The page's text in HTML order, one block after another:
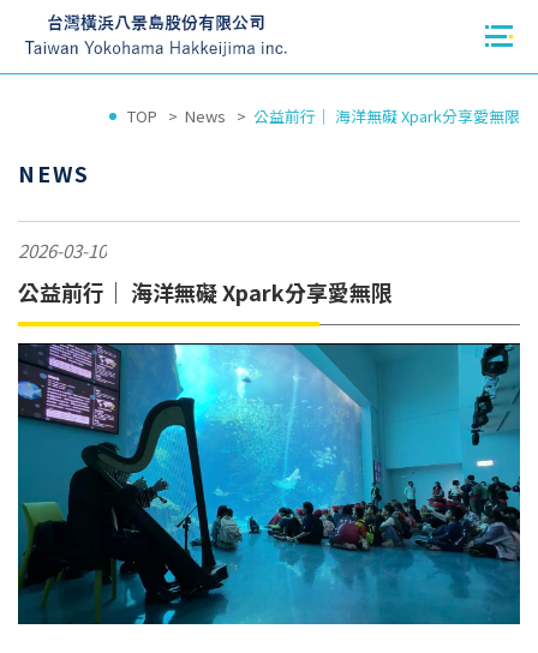
TOP News 公益前行｜ 海洋無礙 Xpark分享愛無限
NEWS
2026-03-10
公益前行｜ 海洋無礙 Xpark分享愛無限